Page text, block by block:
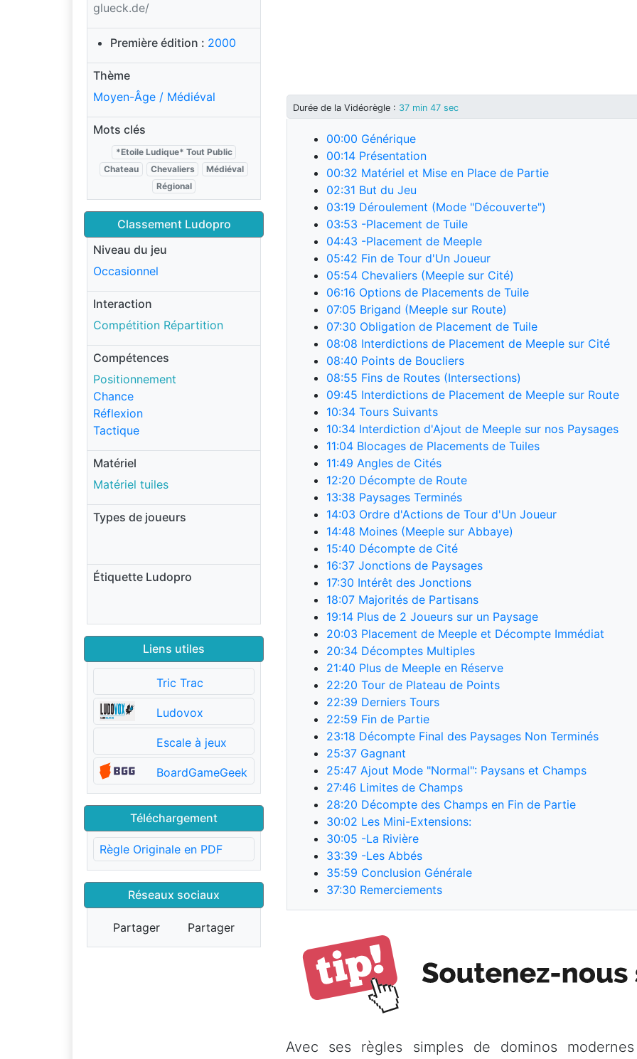
glueck.de/
Première édition : 2000
Thème
Moyen-Âge / Médiéval
Mots clés
*Etoile Ludique* Tout Public
Chateau
Chevaliers
Médiéval
Régional
Classement Ludopro
Niveau du jeu
Occasionnel
Interaction
Compétition Répartition
Compétences
Positionnement
Chance
Réflexion
Tactique
Matériel
Matériel tuiles
Types de joueurs
Étiquette Ludopro
Liens utiles
Tric Trac
Ludovox
Escale à jeux
BoardGameGeek
Téléchargement
Règle Originale en PDF
Réseaux sociaux
Partager Partager
Durée de la Vidéorègle : 37 min 47 sec
00:00 Générique
00:14 Présentation
00:32 Matériel et Mise en Place de Partie
02:31 But du Jeu
03:19 Déroulement (Mode "Découverte")
03:53 -Placement de Tuile
04:43 -Placement de Meeple
05:42 Fin de Tour d'Un Joueur
05:54 Chevaliers (Meeple sur Cité)
06:16 Options de Placements de Tuile
07:05 Brigand (Meeple sur Route)
07:30 Obligation de Placement de Tuile
08:08 Interdictions de Placement de Meeple sur Cité
08:40 Points de Boucliers
08:55 Fins de Routes (Intersections)
09:45 Interdictions de Placement de Meeple sur Route
10:34 Tours Suivants
10:34 Interdiction d'Ajout de Meeple sur nos Paysages
11:04 Blocages de Placements de Tuiles
11:49 Angles de Cités
12:20 Décompte de Route
13:38 Paysages Terminés
14:03 Ordre d'Actions de Tour d'Un Joueur
14:48 Moines (Meeple sur Abbaye)
15:40 Décompte de Cité
16:37 Jonctions de Paysages
17:30 Intérêt des Jonctions
18:07 Majorités de Partisans
19:14 Plus de 2 Joueurs sur un Paysage
20:03 Placement de Meeple et Décompte Immédiat
20:34 Décomptes Multiples
21:40 Plus de Meeple en Réserve
22:20 Tour de Plateau de Points
22:39 Derniers Tours
22:59 Fin de Partie
23:18 Décompte Final des Paysages Non Terminés
25:37 Gagnant
25:47 Ajout Mode "Normal": Paysans et Champs
27:46 Limites de Champs
28:20 Décompte des Champs en Fin de Partie
30:02 Les Mini-Extensions:
30:05 -La Rivière
33:39 -Les Abbés
35:59 Conclusion Générale
37:30 Remerciements
Avec ses règles simples de dominos